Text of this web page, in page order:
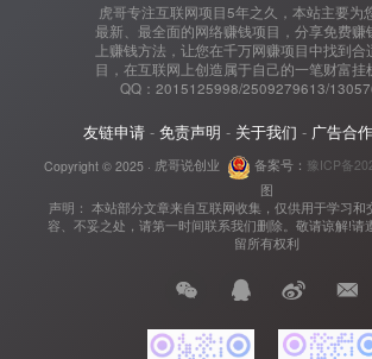
虎哥专注互联网项目5年之久，本站主要为
最新、最全面的网络赚钱项目，分享免费赚
上赚钱方法，让您在千万网赚项目中找到合
目，在互联网上创造属于自己的一笔财富挂
QQ：2015125998/2509279613/
友链申请 - 免责声明 - 关于我们 - 广告合作
Copyright © 2025 · 虎哥说创业 备案号： 豫ICP备
图
声明： 本站部分文章来自互联网收集，仅供用于学习和
容、不妥之处，请第一时间联系我们删除。敬请谅解!请
留所有权利